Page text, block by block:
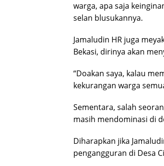
warga, apa saja
selan blusukannya.
Jamaludin HR juga
Bekasi, dirinya akan
“Doakan saya, kalau
kekurangan warga
Sementara, salah
masih mendominasi di
Diharapkan jika
pengangguran di Desa